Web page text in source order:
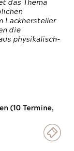
das Thema
Lackhersteller
die
physikalisch-
(10 Termine,